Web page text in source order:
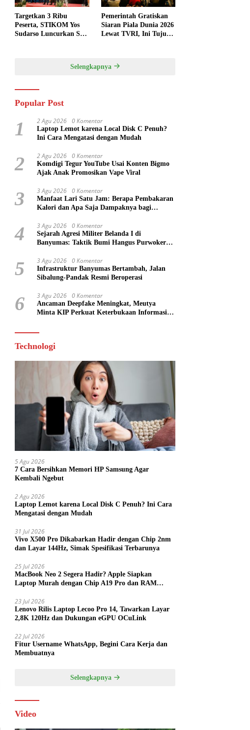
Targetkan 3 Ribu
Peserta, STIKOM Yos
Sudarso Luncurkan SYS
Pemerintah Gratiskan
Siaran Piala Dunia 2026
Lewat TVRI, Ini Tujuan
Selengkapnya
Popular Post
1 2 Agu 2026 0 Komentar
Laptop Lemot karena Local Disk C Penuh?
Ini Cara Mengatasi dengan Mudah
2 2 Agu 2026 0 Komentar
Komdigi Tegur YouTube Usai Konten Bigmo
Ajak Anak Promosikan Vape Viral
3 3 Agu 2026 0 Komentar
Manfaat Lari Satu Jam: Berapa Pembakaran
Kalori dan Apa Saja Dampaknya bagi
4 3 Agu 2026 0 Komentar
Sejarah Agresi Militer Belanda I di
Banyumas: Taktik Bumi Hangus Purwokerto
5 3 Agu 2026 0 Komentar
Infrastruktur Banyumas Bertambah, Jalan
Sibalung-Pandak Resmi Beroperasi
6 3 Agu 2026 0 Komentar
Ancaman Deepfake Meningkat, Meutya
Minta KIP Perkuat Keterbukaan Informasi
Technologi
5 Agu 2026
7 Cara Bersihkan Memori HP Samsung Agar
Kembali Ngebut
2 Agu 2026
Laptop Lemot karena Local Disk C Penuh? Ini Cara
Mengatasi dengan Mudah
31 Jul 2026
Vivo X500 Pro Dikabarkan Hadir dengan Chip 2nm
dan Layar 144Hz, Simak Spesifikasi Terbarunya
25 Jul 2026
MacBook Neo 2 Segera Hadir? Apple Siapkan
Laptop Murah dengan Chip A19 Pro dan RAM
23 Jul 2026
Lenovo Rilis Laptop Lecoo Pro 14, Tawarkan Layar
2,8K 120Hz dan Dukungan eGPU OCuLink
22 Jul 2026
Fitur Username WhatsApp, Begini Cara Kerja dan
Membuatnya
Selengkapnya
Video